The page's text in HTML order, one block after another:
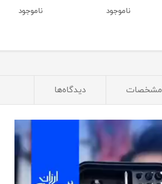
ناموجود ناموجود
مشخصات دیدگاه‌ها